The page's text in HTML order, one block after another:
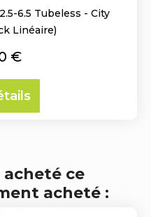
6.5 Tubeless - City
Linéaire)
€
ce
acheté :